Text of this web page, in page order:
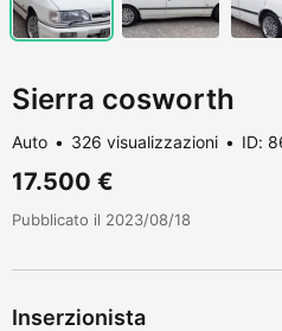
Sierra cosworth
Auto 326 visualizzazioni ID:
17.500 €
Pubblicato il 2023/08/18
Inserzionista